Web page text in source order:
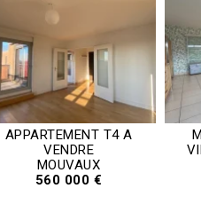
APPARTEMENT T4 A
VENDRE
MOUVAUX
560 000 €